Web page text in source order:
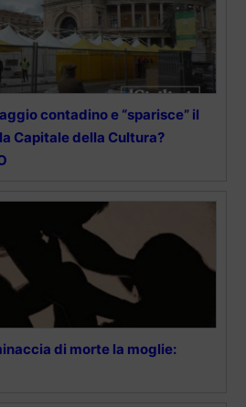
contadino e “sparisce” il
Capitale della Cultura?
di morte la moglie: